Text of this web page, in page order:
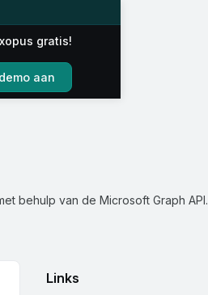
gratis!
aan
behulp van de Microsoft Graph API.
Links